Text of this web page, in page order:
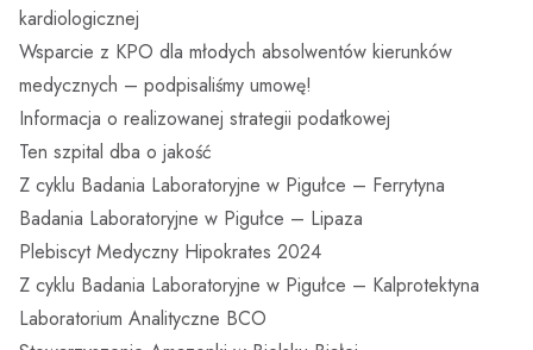
kardiologicznej
Wsparcie z KPO dla młodych absolwentów kierunków
medycznych – podpisaliśmy umowę!
Informacja o realizowanej strategii podatkowej
Ten szpital dba o jakość
Z cyklu Badania Laboratoryjne w Pigułce – Ferrytyna
Badania Laboratoryjne w Pigułce – Lipaza
Plebiscyt Medyczny Hipokrates 2024
Z cyklu Badania Laboratoryjne w Pigułce – Kalprotektyna
Laboratorium Analityczne BCO